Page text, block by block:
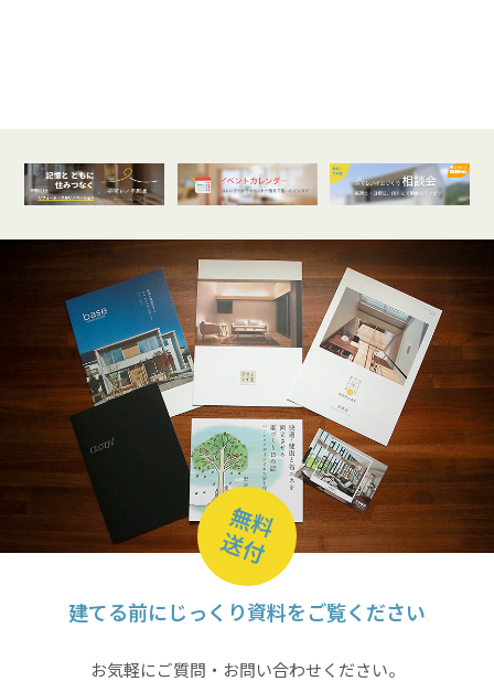
オンライン
開催受付中
無料
送付
建てる前にじっくり資料をご覧ください
お気軽にご質問・お問い合わせください。